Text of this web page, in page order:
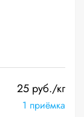
25 руб./кг
1 приёмка